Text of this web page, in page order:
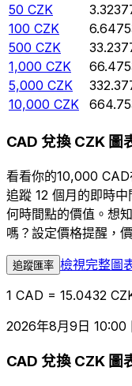
50 CZK
100 CZK
500 CZK
1,000 CZK
5,000 CZK
10,000 CZK
CAD 兌換 CZK 圖
看看你的10,000
追蹤 12 個月的即時
何時間點的價值。想
嗎？設定價格提醒，
追蹤匯率 檢視完整圖
1 CAD = 15.0432
2026年8月9日 10:00
CAD 兌換 CZK 圖